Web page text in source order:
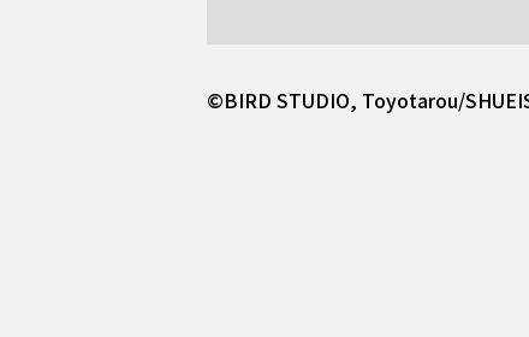
©BIRD STUDIO, Toyotarou/